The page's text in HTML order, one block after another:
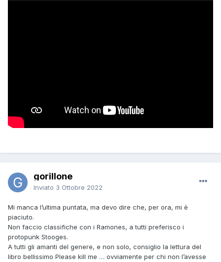
gorillone
Inviato 3 Ottobre 2022
Mi manca l’ultima puntata, ma devo dire che, per ora, mi è
piaciuto.
Non faccio classifiche con i Ramones, a tutti preferisco i
protopunk Stooges.
A tutti gli amanti del genere, e non solo, consiglio la lettura del
libro bellissimo Please kill me … ovviamente per chi non l’avesse